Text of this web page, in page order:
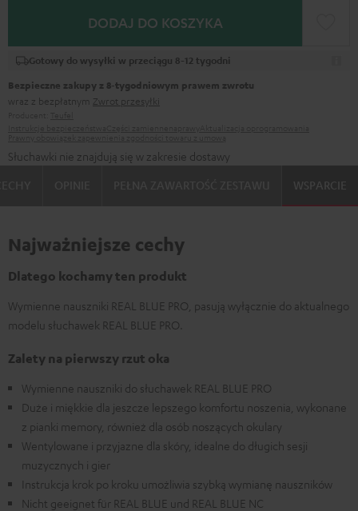
DODAJ DO KOSZYKA
Gotowy do wysyłki w przeciągu 8-12 tygodni
Bezpieczne zakupy z 8‑tygodniowym prawem zwrotu
wraz z bezpłatnym Zwrot przesyłki
Słuchawki nie znajdują się w zakresie dostawy
WSPARCIE
Najważniejsze cechy
Dlatego kochamy ten produkt
Wymienne nauszniki REAL BLUE PRO, pasują wyłącznie do aktualnego
modelu słuchawek REAL BLUE PRO.
Zalety na pierwszy rzut oka
Wymienne nauszniki do słuchawek REAL BLUE PRO
Duże i miękkie dla jeszcze lepszego komfortu noszenia, wykonane
z pianki memory, również dla osób noszących okulary
Wentylowane i przyjazne dla skóry, idealne do długich sesji
muzycznych i gier
Instrukcja krok po kroku umożliwia szybką wymianę nauszników
Nicht geeignet für REAL BLUE und REAL BLUE NC